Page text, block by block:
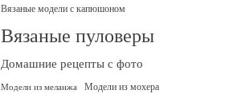
Вязаные модели с капюшоном
Вязаные пуловеры
Домашние рецепты с фото
Модели из меланжа Модели из мохера